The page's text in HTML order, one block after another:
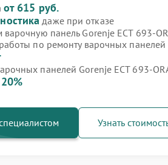
от 615 руб.
даже при отказе
панель Gorenje ECT 693-
по ремонту варочных панелей
панелей Gorenje ECT 693-
20%
Узнать